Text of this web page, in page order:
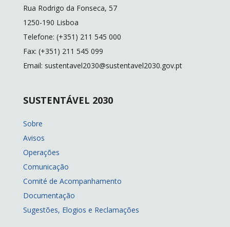
o
k
n n
Rua Rodrigo da Fonseca, 57
1250-190 Lisboa
Telefone: (+351) 211 545 000
Fax: (+351) 211 545 099
Email: sustentavel2030@sustentavel2030.gov.pt
SUSTENTÁVEL 2030
Sobre
Avisos
Operações
Comunicação
Comité de Acompanhamento
Documentação
Sugestões, Elogios e Reclamações